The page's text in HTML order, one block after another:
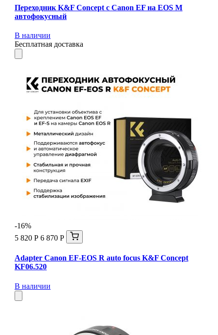
Переходник K&F Concept с Canon EF на EOS M
автофокусный
В наличии
Бесплатная доставка
-16%
5 820 Р 6 870 Р
Adapter Canon EF-EOS R auto focus K&F Concept
KF06.520
В наличии